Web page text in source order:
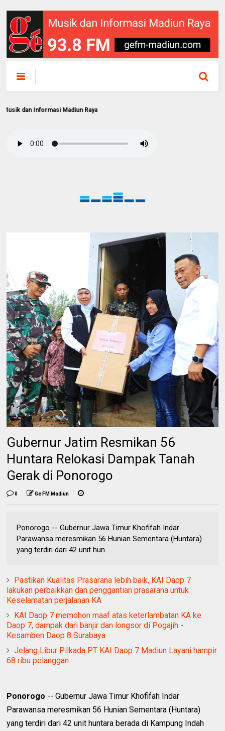
Informasi Madiun Raya
Gubernur Jatim Resmikan 56
Huntara Relokasi Dampak Tanah
Gerak di Ponorogo
0 Ge FM Madiun
Ponorogo -- Gubernur Jawa Timur Khofifah Indar
Parawansa meresmikan 56 Hunian Sementara (Huntara)
yang terdiri dari 42 unit hun...
Pastikan Kualitas Prasarana lebih baik, KAI Daop 7
lakukan perbaikkan dan penggantian prasarana untuk
Keselamatan perjalanan KA
KAI Daop 7 memohon maaf atas keterlambatan KA ke
Daop 7, dampak dari banjir dan longsor di Pogajih -
Kesamben Daop 8 Surabaya
Jelang Libur Pilkada PT KAI Daop 7 Madiun Layani hampir
68 ribu pelanggan
Ponorogo -- Gubernur Jawa Timur Khofifah Indar
Parawansa meresmikan 56 Hunian Sementara (Huntara)
yang terdiri dari 42 unit huntara berada di Kampung Indah